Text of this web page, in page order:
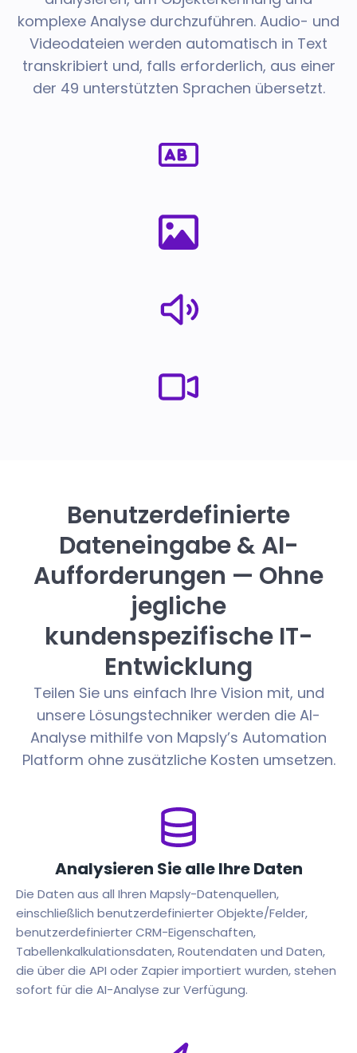
komplexe Analyse durchzuführen. Audio- und
Videodateien werden automatisch in Text
transkribiert und, falls erforderlich, aus einer
der 49 unterstützten Sprachen übersetzt.
Benutzerdefinierte
Dateneingabe & AI-
Aufforderungen — Ohne
jegliche
kundenspezifische IT-
Entwicklung
Teilen Sie uns einfach Ihre Vision mit, und
unsere Lösungstechniker werden die AI-
Analyse mithilfe von Mapsly’s Automation
Platform ohne zusätzliche Kosten umsetzen.
Analysieren Sie alle Ihre Daten
Die Daten aus all Ihren Mapsly-Datenquellen,
einschließlich benutzerdefinierter Objekte/Felder,
benutzerdefinierter CRM-Eigenschaften,
Tabellenkalkulationsdaten, Routendaten und Daten,
die über die API oder Zapier importiert wurden, stehen
sofort für die AI-Analyse zur Verfügung.